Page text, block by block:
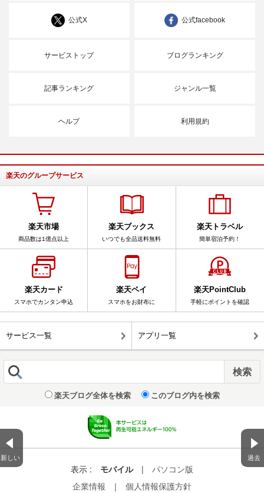
新しい 過去
公式X 公式facebook
サービストップ ブログランキング
記事ランキング ジャンル一覧
ヘルプ 利用規約
楽天のグループサービス
楽天市場
商品数は1億点以上
楽天ブックス
いつでも全品送料無料
楽天トラベル
簡単宿泊予約！
楽天カード
スマホでカンタン申込
楽天ペイ
スマホをお財布に
楽天PointClub
手軽にポイントを確認
サービス一覧 アプリ一覧
楽天ブログ全体を検索 このブログ内を検索
表示 : モバイル |
パソコン版
企業情報
｜ 個人情報保護方針